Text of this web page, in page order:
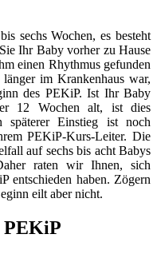
sechs Wochen, es besteht
Ihr Baby vorher zu Hause
einen Rhythmus gefunden
im Krankenhaus war,
des PEKiP. Ist Ihr Baby
12 Wochen alt, ist dies
späterer Einstieg ist noch
PEKiP-Kurs-Leiter. Die
auf sechs bis acht Babys
raten wir Ihnen, sich
entschieden haben. Zögern
eilt aber nicht.
PEKiP